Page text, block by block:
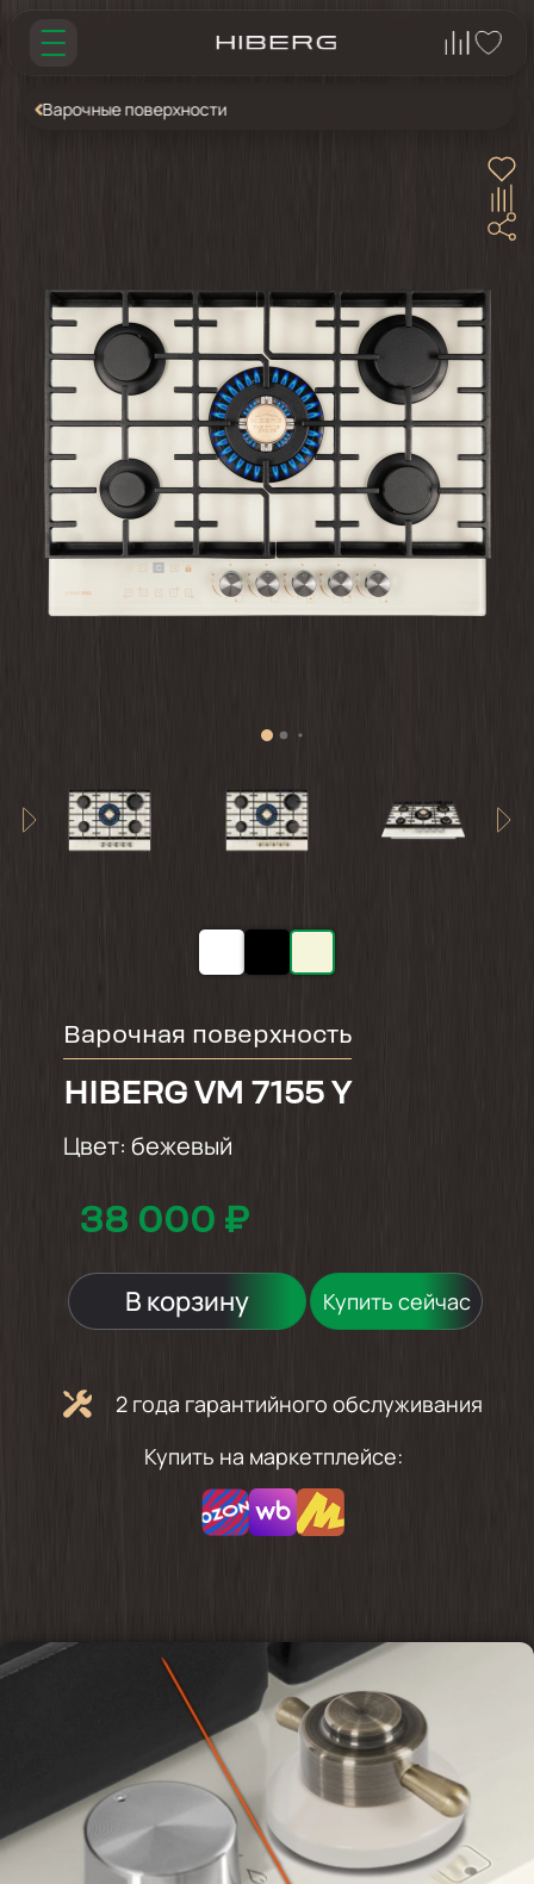
Варочные поверхности
Варочная поверхность
HIBERG VM 7155 Y
Цвет: бежевый
38 000 ₽
В корзину Купить сейчас
2 года гарантийного обслуживания
Купить на маркетплейсе: